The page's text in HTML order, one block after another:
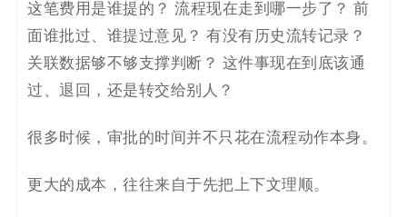
解
决
案
_
这笔费用是谁提的？ 流程现在走到哪一步了？ 前
面谁批过、谁提过意见？ 有没有历史流转记录？
关联数据够不够支撑判断？ 这件事现在到底该通
过、退回，还是转交给别人？
很多时候，审批的时间并不只花在流程动作本身。
更大的成本，往往来自于先把上下文理顺。